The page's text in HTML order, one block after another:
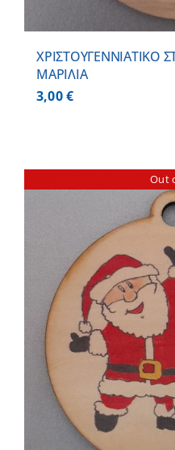
ΧΡΙΣΤΟΥΓΕΝΝΙΑΤΙΚΟ
ΜΑΡΙΛΙΑ
3,00€
Out